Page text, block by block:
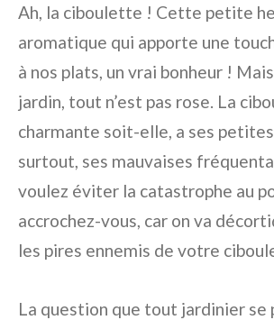
Ah, la ciboulette ! Cette petite
aromatique qui apporte une
à nos plats, un vrai bonheur !
jardin, tout n’est pas rose. La
charmante soit-elle, a ses
surtout, ses mauvaises
voulez éviter la catastrophe au
accrochez-vous, car on va
les pires ennemis de votre
La question que tout jardinier se